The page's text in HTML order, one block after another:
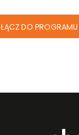
DO PROGRAMU